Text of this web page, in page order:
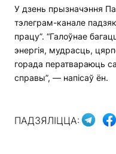
У дзень прызначэння
тэлеграм-канале
працу”. “Галоўнае
энергія, мудрасць,
горада ператвараюць
справы”, — напісаў ён.
ПАДЗЯЛІЦЦА: